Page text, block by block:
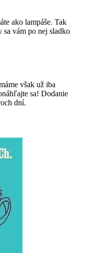
ako lampáše. Tak
sa vám po nej sladko
však už iba
sa! Dodanie
dní.